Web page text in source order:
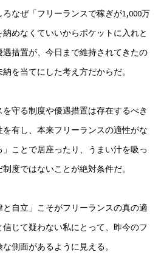
なぜ「フリーランスで稼ぎが1,000万
めなくていいからポケットに入れと
措置が、今日まで維持されてきたの
を当てにした考え方だからだ。
守る制度や優遇措置は存在するべき
有し、本来フリーランスの適性がな
ことで居座ったり、うまい汁を吸っ
度ではないことが絶対条件だ。
自立」こそがフリーランスの真の適
じて疑わない私にとって、昨今のフ
側面があるように見える。